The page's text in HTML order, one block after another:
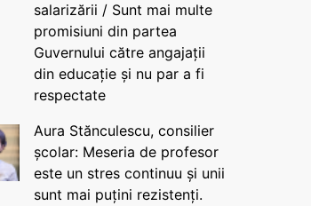
salarizării / Sunt mai multe
promisiuni din partea
Guvernului către angajații
din educație și nu par a fi
respectate
Aura Stănculescu, consilier
școlar: Meseria de profesor
este un stres continuu și unii
sunt mai puțini rezistenți.